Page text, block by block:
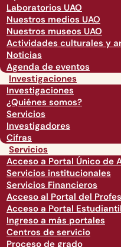
Laboratorios UAO
Nuestros medios UAO
Nuestros museos UAO
Actividades culturales y
Noticias
Agenda de eventos
Investigaciones
Investigaciones
¿Quiénes somos?
Servicios
Investigadores
Cifras
Servicios
Acceso a Portal Único de
Servicios institucionales
Servicios Financieros
Acceso al Portal del
Acceso a Portal Estudiantil
Ingreso a más portales
Centros de servicio
Proceso de grado